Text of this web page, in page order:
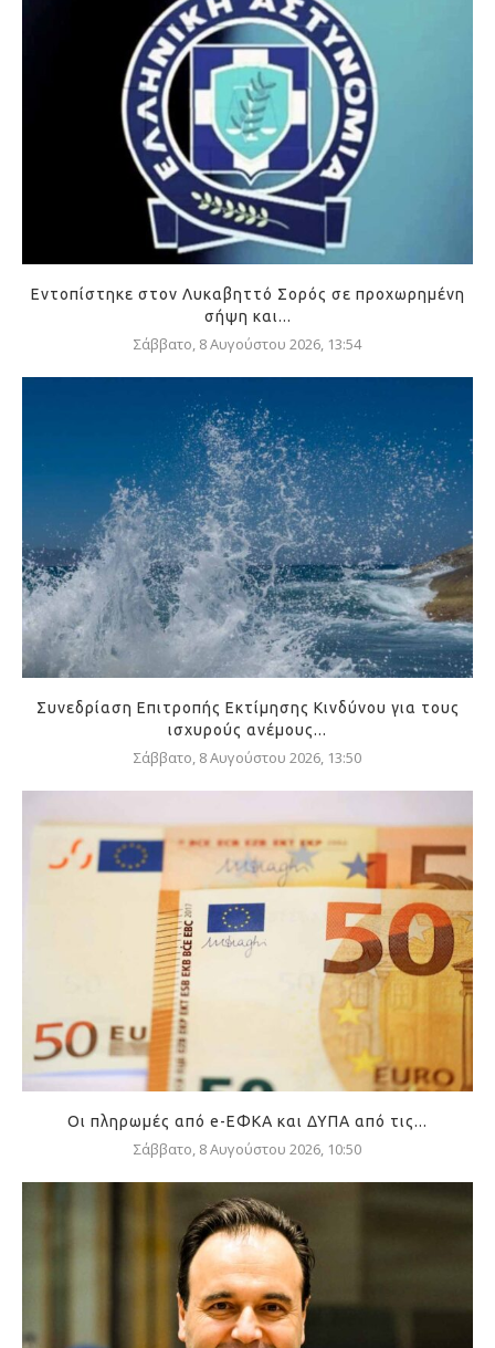
Εντοπίστηκε στον Λυκαβηττό Σορός σε προχωρημένη
σήψη και...
Σάββατο, 8 Αυγούστου 2026, 13:54
Συνεδρίαση Επιτροπής Εκτίμησης Κινδύνου για τους
ισχυρούς ανέμους...
Σάββατο, 8 Αυγούστου 2026, 13:50
Οι πληρωμές από e-ΕΦΚΑ και ΔΥΠΑ από τις...
Σάββατο, 8 Αυγούστου 2026, 10:50